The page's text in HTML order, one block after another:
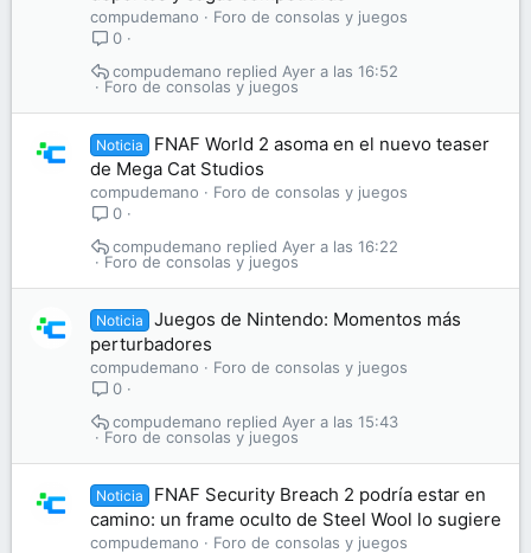
compudemano
Foro de consolas y juegos
0
Foro de consolas y juegos
Ayer a las 16:52
compudemano
Noticia
FNAF World 2 asoma en el nuevo teaser
de Mega Cat Studios
compudemano
Foro de consolas y juegos
0
Foro de consolas y juegos
Ayer a las 16:22
compudemano
Noticia
Juegos de Nintendo: Momentos más
perturbadores
compudemano
Foro de consolas y juegos
0
Foro de consolas y juegos
Ayer a las 15:43
compudemano
Noticia
FNAF Security Breach 2 podría estar en
camino: un frame oculto de Steel Wool lo sugiere
compudemano
Foro de consolas y juegos